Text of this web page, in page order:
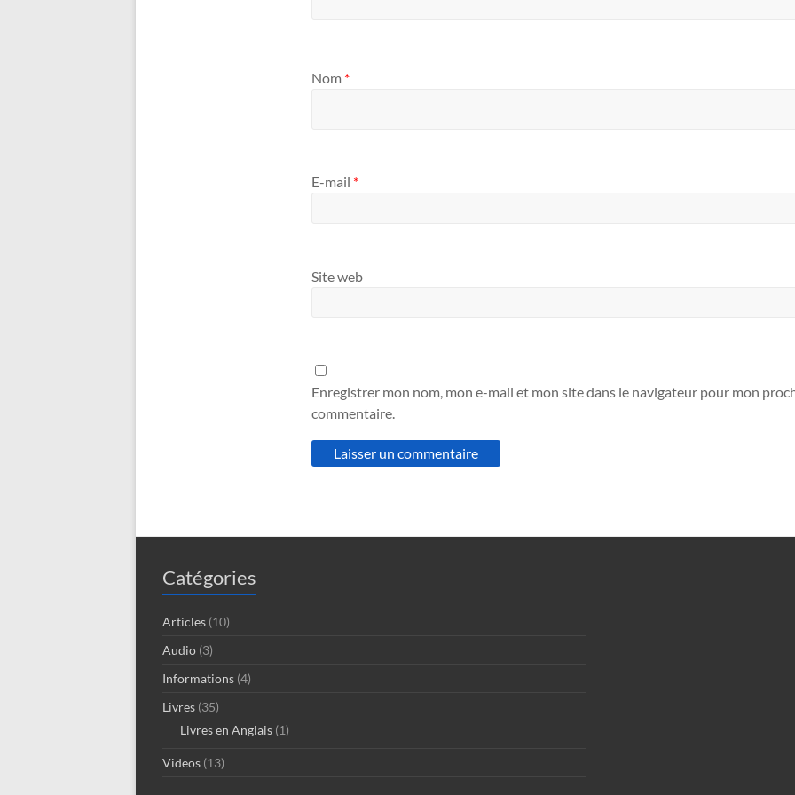
Nom *
E-mail *
Site web
Enregistrer mon nom, mon e-mail et mon site dans le navigateur pour mon
commentaire.
Catégories
Articles (10)
Audio (3)
Informations (4)
Livres (35)
Livres en Anglais (1)
Videos (13)